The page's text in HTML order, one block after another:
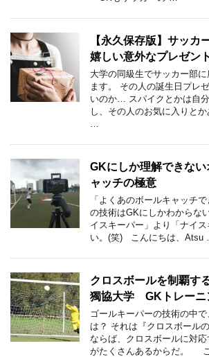
【永久保存版】サッカ
嬉しい意外なプレゼン
大学の同級生でサッカー部
ます。 その人の誕生日プレ
いのか… スパイクとかは自
し、その人のお気に入りと
…
GKにしか理解できな
ャッチの極意
「よくあのボールキャッチ
の技術はGKにしかわからな
イスキーパー」より「ナイ
い。(笑) こんにちは、Atsu
クロスボールを制覇す
獨協大学 GKトレーニ
ゴールキーパーの技術の中
は？ それは『クロスボール
ならば、クロスボールに対
がたくさんあるからだ。